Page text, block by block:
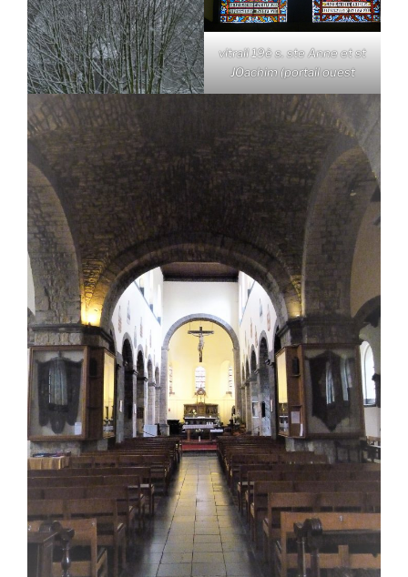
vitrail 19è s. ste Anne et st
JOachim (portail ouest